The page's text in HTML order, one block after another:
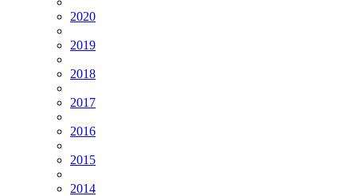
2020
2019
2018
2017
2016
2015
2014